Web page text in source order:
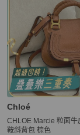
Chloé
CHLOE Marcie 粒面牛
鞍斜背包 棕色